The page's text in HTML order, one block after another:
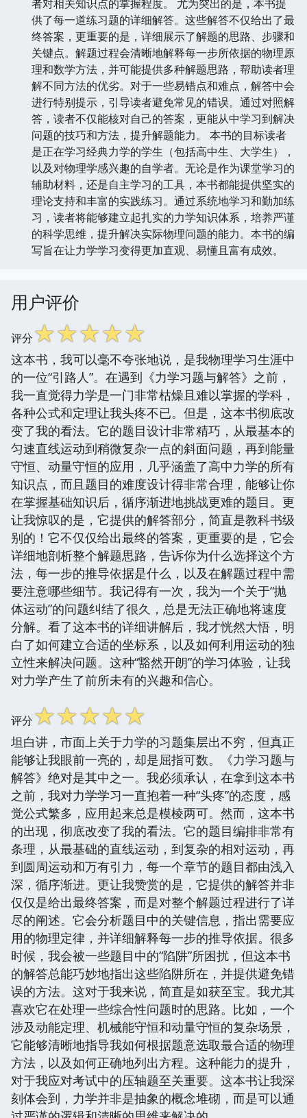
者对相关知识点的掌握程度。 尤为突出的是，本书提
供了每一道练习题的详细解答。这些解答不仅给出了最
终答案，更重要的是，详细展示了解题的思路、步骤和
关键点。解题过程会清晰地解释每一步所依据的物理原
理和数学方法，并可能提供多种解题思路，帮助读者理
解不同方法的优劣。对于一些易错点和难点，解答中会
进行特别提示，引导读者避免常见的错误。通过对照解
答，读者不仅能核对自己的答案，更能从中学习到解决
问题的技巧和方法，提升解题能力。 本书的目标读者
是正在学习经典力学的学生（包括高中生、大学生），
以及对物理学感兴趣的自学者。无论是作为课堂学习的
辅助材料，还是自主学习的工具，本书都能提供坚实的
理论支持和丰富的实践练习。通过系统地学习和勤加练
习，读者将能够建立起扎实的力学知识体系，培养严谨
的科学思维，提升解决实际物理问题的能力。本书的编
写旨在让力学学习变得更加直观、易懂且富有成效。
用户评价
评分☆☆☆☆☆
这本书，我可以毫不夸张地说，是我物理学习生涯中
的一位“引路人”。在遇到《力学习题与解答》之前，
我一直觉得力学是一门非常枯燥且难以掌握的学科，
各种公式和定理让我头疼不已。但是，这本书彻底改
变了我的看法。它的题目设计非常精巧，从最基本的
匀速直线运动到稍微复杂一点的斜面问题，再到能量
守恒、动量守恒的应用，几乎涵盖了高中力学的所有
知识点，而且题目的难度设计得非常合理，能够让你
在掌握基础知识后，循序渐进地挑战更难的题目。更
让我惊叹的是，它提供的解答部分，简直是教科书级
别的！它不仅仅给出最终的答案，更重要的是，它会
详细地剖析整个解题思路，告诉你为什么选择这个方
法，每一步的推导依据是什么，以及在解题过程中需
要注意哪些细节。我记得有一次，我为一个关于“抛
体运动”的问题纠结了很久，总是无法正确地将速度
分解。看了这本书的详细讲解后，我才恍然大悟，明
白了如何建立合适的坐标系，以及如何利用运动的独
立性来解决问题。这种“豁然开朗”的学习体验，让我
对力学产生了前所未有的兴趣和信心。
评分☆☆☆☆☆
坦白讲，市面上关于力学的习题集层出不穷，但真正
能够让我眼前一亮的，却是屈指可数。《力学习题与
解答》绝对是其中之一。我必须承认，在拿到这本书
之前，我对力学学习一直抱着一种“头疼”的态度，感
觉公式繁多，应用起来总是模棱两可。然而，这本书
的出现，彻底改变了我的看法。它的题目编排非常有
条理，从最基础的直线运动，到复杂的相对运动，再
到圆周运动和万有引力，每一个章节的题目都由浅入
深，循序渐进。更让我赞赏的是，它提供的解答并非
仅仅是给出最终答案，而是对整个解题过程进行了详
尽的阐述。它会分析题目中的关键信息，指出需要应
用的物理定律，并详细解释每一步的推导依据。很多
时候，我会被一些题目中的“陷阱”所困扰，但这本书
的解答总能巧妙地指出这些陷阱所在，并提供避免错
误的方法。这对于我来说，简直是如获至宝。我尤其
喜欢它在处理一些综合性问题时的思路。比如，一个
涉及动能定理、机械能守恒和动量守恒的复杂场景，
它能够清晰地指导我如何根据题意选取最合适的物理
方法，以及如何正确地列出方程。这种能力的提升，
对于我应对考试中的压轴题至关重要。这本书让我深
刻体会到，力学并非是抽象的概念堆砌，而是可以通